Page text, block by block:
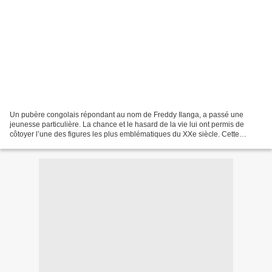
Un pubère congolais répondant au nom de Freddy Ilanga, a passé une
jeunesse particulière. La chance et le hasard de la vie lui ont permis de
côtoyer l’une des figures les plus emblématiques du XXe siècle. Cette